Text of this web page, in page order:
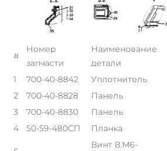
#
Номер
запчасти
Наименование
детали
1
700-40-8842 Уплотнитель
2
700-40-8828 Панель
3
700-40-8830 Панель
4
50-59-480СП Планка
Винт В.М6-